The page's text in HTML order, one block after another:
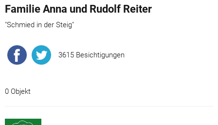
Familie Anna und Rudolf Reiter
"Schmied in der Steig"
3615 Besichtigungen
0 Objekt